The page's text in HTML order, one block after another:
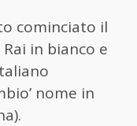
cominciato il
in bianco e
nome in